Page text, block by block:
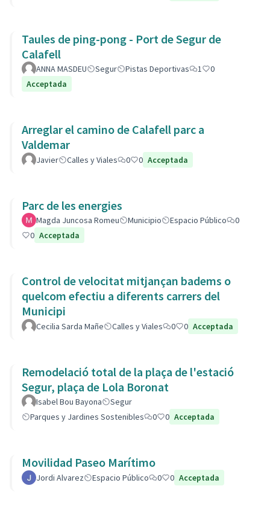
Taules de ping-pong - Port de Segur de
Calafell
ANNA MASDEU Segur Pistas Deportivas 1
0
Acceptada
Arreglar el camino de Calafell parc a
Valdemar
Javier Calles y Viales 0 0 Acceptada
Parc de les energies
Magda Juncosa Romeu Municipio Espacio Público
0
0 Acceptada
Control de velocitat mitjançan badems o
quelcom efectiu a diferents carrers del
Municipi
Cecilia Sarda Mañe Calles y Viales 0 0 Acceptada
Remodelació total de la plaça de l'estació
Segur, plaça de Lola Boronat
Isabel Bou Bayona
Segur
Parques y Jardines Sostenibles
0 0 Acceptada
Movilidad Paseo Marítimo
Jordi Alvarez Espacio Público 0 0 Acceptada